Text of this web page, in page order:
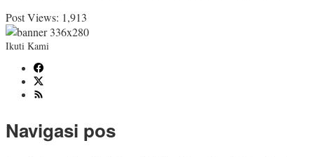
Post Views: 1,913
Ikuti Kami
Navigasi pos